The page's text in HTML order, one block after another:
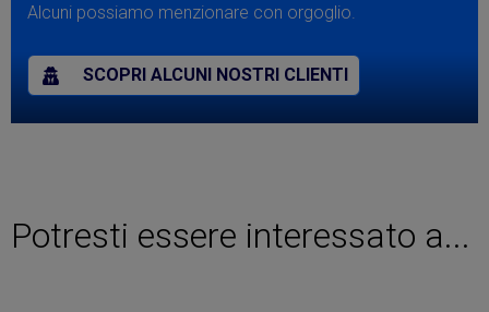
Alcuni possiamo menzionare con orgoglio.
SCOPRI ALCUNI NOSTRI CLIENTI
Potresti essere interessato a...